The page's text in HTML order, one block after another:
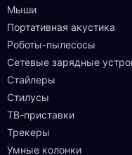
Мыши
Портативная акустика
Роботы-пылесосы
Сетевые зарядные
Стайлеры
Стилусы
ТВ-приставки
Трекеры
Умные колонки